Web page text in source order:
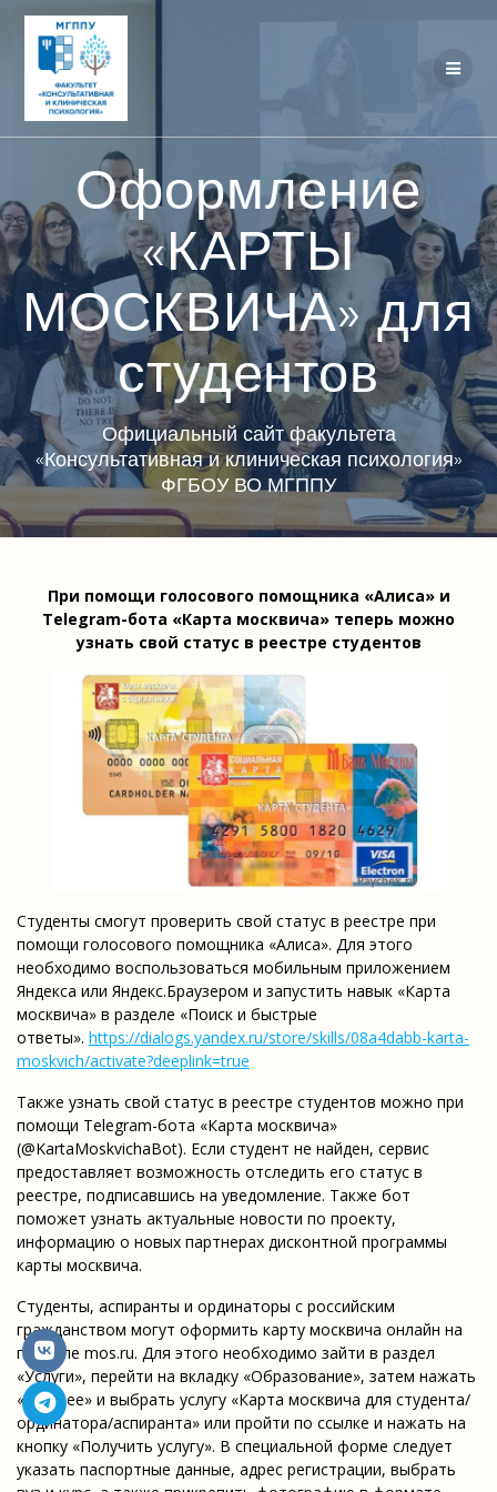
Оформление
«КАРТЫ
МОСКВИЧА» для
студентов
Официальный сайт факультета
«Консультативная и клиническая психология»
ФГБОУ ВО МГППУ
При помощи голосового помощника «Алиса» и
Telegram-бота «Карта москвича» теперь можно
узнать свой статус в реестре студентов
Студенты смогут проверить свой статус в реестре при
помощи голосового помощника «Алиса». Для этого
необходимо воспользоваться мобильным приложением
Яндекса или Яндекс.Браузером и запустить навык «Карта
москвича» в разделе «Поиск и быстрые
ответы». https://dialogs.yandex.ru/store/skills/08a4dabb-karta-
moskvich/activate?deeplink=true
Также узнать свой статус в реестре студентов можно при
помощи Telegram-бота «Карта москвича»
(@KartaMoskvichaBot). Если студент не найден, сервис
предоставляет возможность отследить его статус в
реестре, подписавшись на уведомление. Также бот
поможет узнать актуальные новости по проекту,
информацию о новых партнерах дисконтной программы
карты москвича.
Студенты, аспиранты и ординаторы с российским
гражданством могут оформить карту москвича онлайн на
портале mos.ru. Для этого необходимо зайти в раздел
«Услуги», перейти на вкладку «Образование», затем нажать
«Высшее» и выбрать услугу «Карта москвича для студента/
ординатора/аспиранта» или пройти по ссылке и нажать на
кнопку «Получить услугу». В специальной форме следует
указать паспортные данные, адрес регистрации, выбрать